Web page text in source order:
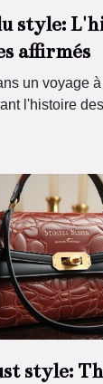
style:
affirmés
un voyage
l'histoire
style: